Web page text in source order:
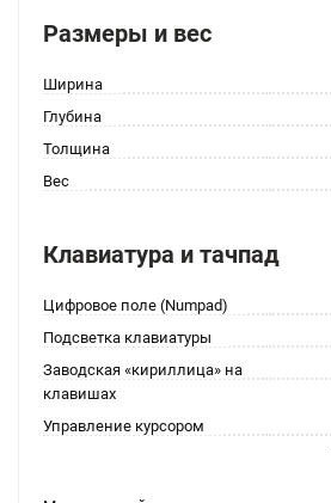
Размеры и вес
Ширина
Глубина
Толщина
Вес
Клавиатура и тачпад
Цифровое поле (Numpad)
Подсветка клавиатуры
Заводская «кириллица» на
клавишах
Управление курсором